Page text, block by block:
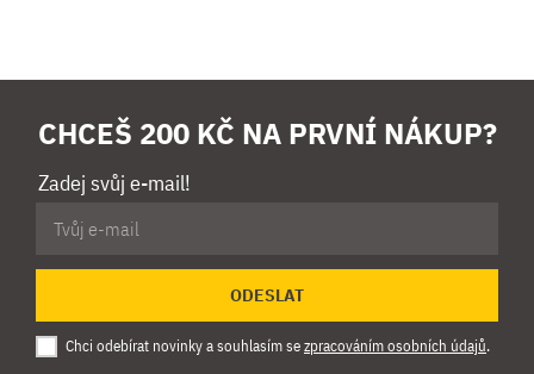
CHCEŠ 200 KČ NA PRVNÍ NÁKUP?
Zadej svůj e-mail!
ODESLAT
Chci odebírat novinky a souhlasím sezpracováním osobních údajů.